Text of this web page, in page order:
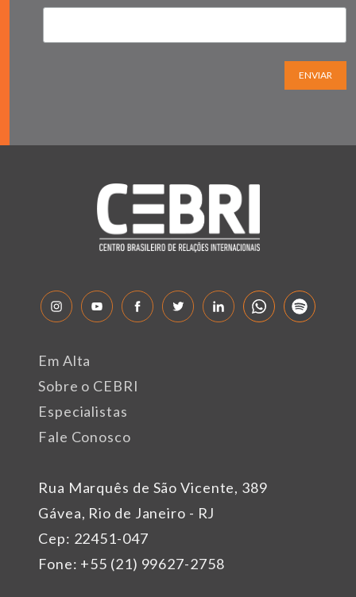
ENVIAR
Rua Marquês de São Vicente, 389
Gávea, Rio de Janeiro - RJ
Cep: 22451-047
Fone: +55 (21) 99627-2758
Em Alta
Sobre o CEBRI
Especialistas
Fale Conosco